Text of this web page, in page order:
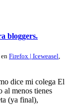
bloggers.
en Firefox | Iceweasel,
dice mi colega El
al menos tienes
(ya final),